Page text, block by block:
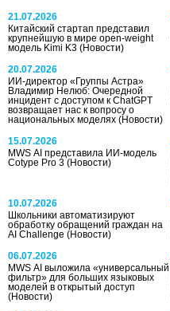
21.07.2026
Китайский стартап представил
крупнейшую в мире open-weight
модель Kimi K3 (Новости)
20.07.2026
ИИ-директор «Группы Астра»
Владимир Нелюб: Очередной
инцидент с доступом к ChatGPT
возвращает нас к вопросу о
национальных моделях (Новости)
15.07.2026
MWS AI представила ИИ-модель
Cotype Pro 3 (Новости)
10.07.2026
Школьники автоматизируют
обработку обращений граждан на
AI Challenge (Новости)
06.07.2026
MWS AI выложила «универсальный
фильтр» для больших языковых
моделей в открытый доступ
(Новости)